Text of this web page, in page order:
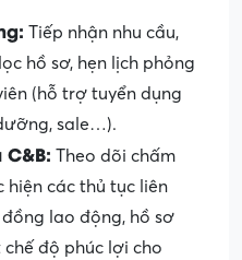
Tiếp nhận nhu cầu,
hồ sơ, hẹn lịch phỏng
(hỗ trợ tuyển dụng
sale…).
C&B: Theo dõi chấm
các thủ tục liên
lao động, hồ sơ
độ phúc lợi cho